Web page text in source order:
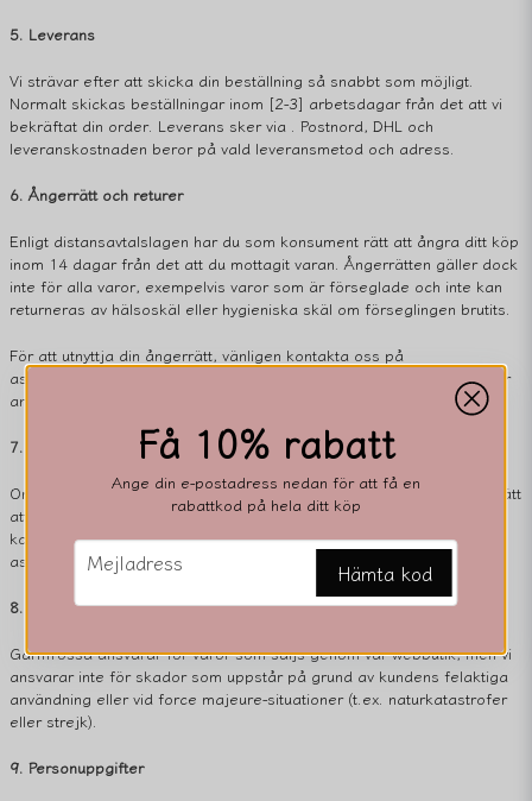
5. Leverans
Vi strävar efter att skicka din beställning så snabbt som möjligt.
Normalt skickas beställningar inom [2-3] arbetsdagar från det att vi
bekräftat din order. Leverans sker via . Postnord, DHL och
leveranskostnaden beror på vald leveransmetod och adress.
6. Ångerrätt och returer
Enligt distansavtalslagen har du som konsument rätt att ångra ditt köp
inom 14 dagar från det att du mottagit varan. Ångerrätten gäller dock
inte för alla varor, exempelvis varor som är förseglade och inte kan
returneras av hälsoskäl eller hygieniska skäl om förseglingen brutits.
För att utnyttja din ångerrätt, vänligen kontakta oss på
asamerving@hotmail.com och följ de instruktioner du får i svar. Du är
ansvarig för returfrakt och varan ska returneras i oskadat skick.
7. Reklamation
Om en vara är defekt eller inte motsvarar vad som avtalats har du rätt
att reklamera varan inom 3 år från det att du mottagit den, enligt
konsumentköplagen. Vid reklamation, vänligen kontakta oss på
asamerving@hotmailcom för vidare instruktioner.
8. Ansvar
Garnfrossa ansvarar för varor som säljs genom vår webbutik, men vi
ansvarar inte för skador som uppstår på grund av kundens felaktiga
användning eller vid force majeure-situationer (t.ex. naturkatastrofer
eller strejk).
9. Personuppgifter
Få 10% rabatt
Ange din e-postadress nedan för att få en
rabattkod på hela ditt köp
email
Mejladress Hämta kod